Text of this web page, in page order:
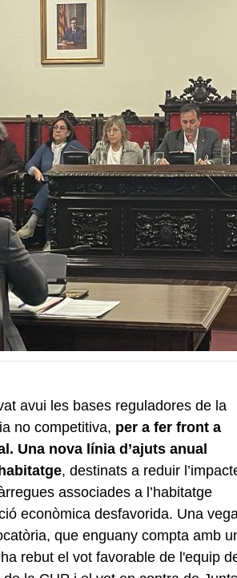
avui les bases reguladores de la
no competitiva, per a fer front a
Una nova línia d’ajuts anual
, destinats a reduir
associades a l’habitatge
econòmica desfavorida. Una
que enguany compta amb
rebut el vot favorable de l'equip